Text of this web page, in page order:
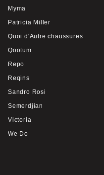
Myma
Patricia Miller
Quoi d'Autre chaussures
Qootum
Repo
Reqins
Sandro Rosi
Semerdjian
Victoria
We Do